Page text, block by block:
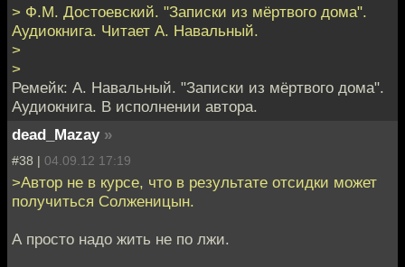
> Ф.М. Достоевский. "Записки из мёртвого дома".
Аудиокнига. Читает А. Навальный.
>
>
Ремейк: А. Навальный. "Записки из мёртвого дома".
Аудиокнига. В исполнении автора.
dead_Mazay »
#38 | 04.09.12 17:19
>Автор не в курсе, что в результате отсидки может
получиться Солженицын.
А просто надо жить не по лжи.